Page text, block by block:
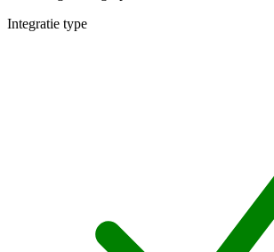
Integratie type